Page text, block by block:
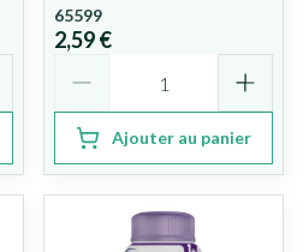
65599
2,59 €
Ajouter au panier